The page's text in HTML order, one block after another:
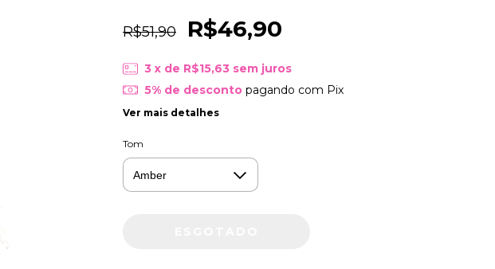
R$51,90 R$46,90
3 x de R$15,63 sem juros
5% de descontopagando com Pix
Ver mais detalhes
Tom